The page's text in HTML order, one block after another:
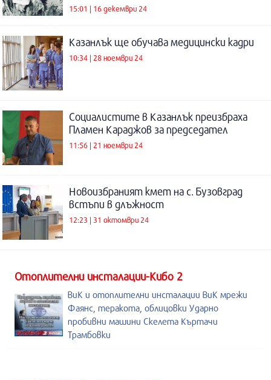
15:01 | 16 декември 24
Казанлък ще обучава медицински кадри
10:34 | 28 ноември 24
Социалистите в Казанлък преизбраха
Пламен Караджов за председател
11:56 | 21 ноември 24
Новоизбраният кмет на с. Бузовград
встъпи в длъжност
12:23 | 31 октомври 24
Отоплителни инсталации-Кибо 2
ВиК и отоплителни инсталации ВиК мрежи
Фаянс, теракота, облицовки Ударно
пробивни машини Скелета Къртачи
Трамбовки